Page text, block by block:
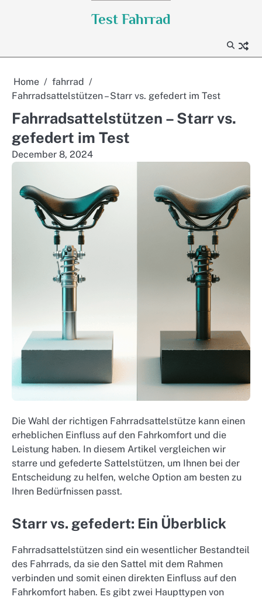
Test Fahrrad
Home
fahrrad
Fahrradsattelstützen – Starr vs. gefedert im Test
Fahrradsattelstützen – Starr vs.
gefedert im Test
December 8, 2024
Die Wahl der richtigen Fahrradsattelstütze kann einen
erheblichen Einfluss auf den Fahrkomfort und die
Leistung haben. In diesem Artikel vergleichen wir
starre und gefederte Sattelstützen, um Ihnen bei der
Entscheidung zu helfen, welche Option am besten zu
Ihren Bedürfnissen passt.
Starr vs. gefedert: Ein Überblick
Fahrradsattelstützen sind ein wesentlicher Bestandteil
des Fahrrads, da sie den Sattel mit dem Rahmen
verbinden und somit einen direkten Einfluss auf den
Fahrkomfort haben. Es gibt zwei Haupttypen von